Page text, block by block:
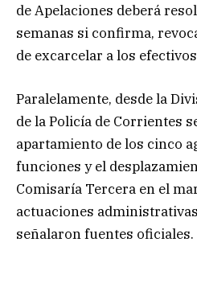
de Apelaciones deberá
semanas si confirma,
de excarcelar a los
Paralelamente, desde la
de la Policía de Corrientes
apartamiento de los cinco
funciones y el
Comisaría Tercera en el
actuaciones
señalaron fuentes oficiales.